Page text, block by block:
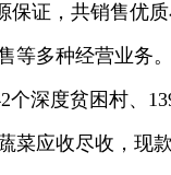
保证，共销售优
多种经营业务。
个深度贫困村、
应收尽收，现